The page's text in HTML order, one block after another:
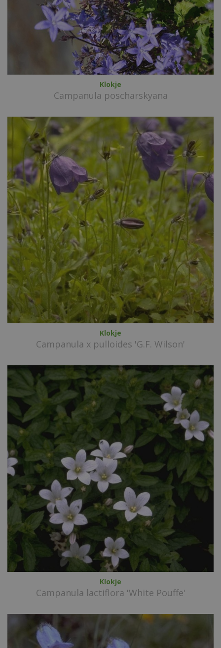
Klokje
Campanula poscharskyana
Klokje
Campanula x pulloides 'G.F. Wilson'
Klokje
Campanula lactiflora 'White Pouffe'